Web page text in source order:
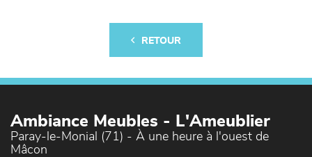
RETOUR
Ambiance Meubles - L'Ameublier
Paray-le-Monial (71) - À une heure à l'ouest de
Mâcon